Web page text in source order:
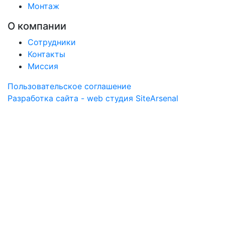
Монтаж
О компании
Сотрудники
Контакты
Миссия
Пользовательское соглашение
Разработка сайта - web студия SiteArsenal